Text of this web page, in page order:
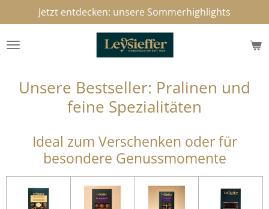
Hauptinhalt
springen
Jetzt entdecken: unsere Sommerhighlights
Unsere Bestseller: Pralinen und
feine Spezialitäten
Ideal zum Verschenken oder für
besondere Genussmomente